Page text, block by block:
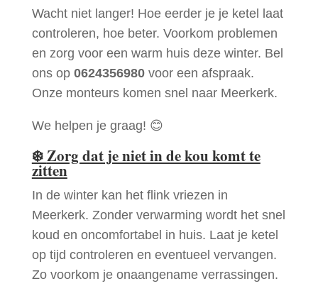
Wacht niet langer! Hoe eerder je je ketel laat
controleren, hoe beter. Voorkom problemen
en zorg voor een warm huis deze winter. Bel
ons op 0624356980voor een afspraak.
Onze monteurs komen snel naar Meerkerk.
We helpen je graag! 😊
❄️Zorg dat je niet in de kou komt te
zitten
In de winter kan het flink vriezen in
Meerkerk. Zonder verwarming wordt het snel
koud en oncomfortabel in huis. Laat je ketel
op tijd controleren en eventueel vervangen.
Zo voorkom je onaangename verrassingen.